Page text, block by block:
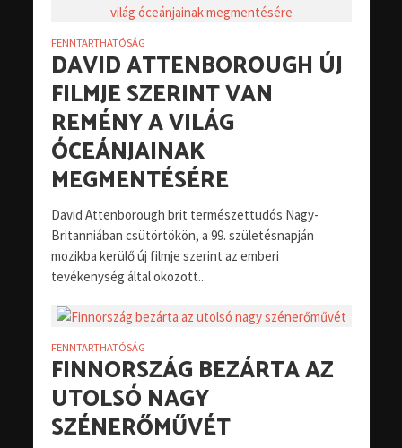
FENNTARTHATÓSÁG
DAVID ATTENBOROUGH ÚJ
FILMJE SZERINT VAN
REMÉNY A VILÁG
ÓCEÁNJAINAK
MEGMENTÉSÉRE
David Attenborough brit természettudós Nagy-
Britanniában csütörtökön, a 99. születésnapján
mozikba kerülő új filmje szerint az emberi
tevékenység által okozott...
FENNTARTHATÓSÁG
FINNORSZÁG BEZÁRTA AZ
UTOLSÓ NAGY
SZÉNERŐMŰVÉT